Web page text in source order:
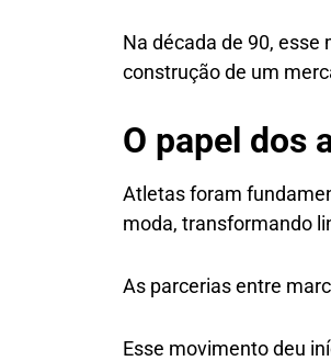
Na década de 90,
construção de um
O papel dos
Atletas foram
moda, transformando
As parcerias entre
Esse movimento deu